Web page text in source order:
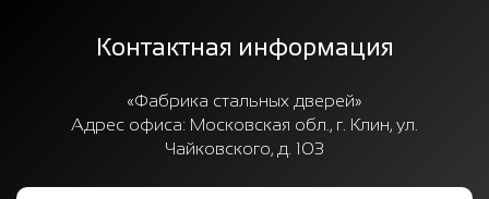
Контактная информация
«Фабрика стальных дверей»
Адрес офиса: Московская обл., г. Клин, ул.
Чайковского, д. 103